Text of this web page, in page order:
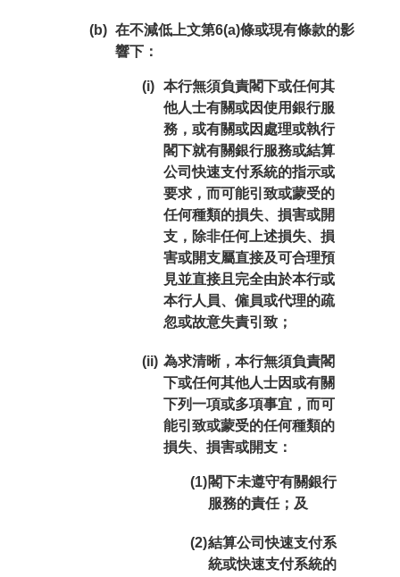
(b) 在不減低上文第6(a)條或現有條款的影
響下：
(i)
本行無須負責閣下或任何其
他人士有關或因使用銀行服
務，或有關或因處理或執行
閣下就有關銀行服務或結算
公司快速支付系統的指示或
要求，而可能引致或蒙受的
任何種類的損失、損害或開
支，除非任何上述損失、損
害或開支屬直接及可合理預
見並直接且完全由於本行或
本行人員、僱員或代理的疏
忽或故意失責引致；
(ii) 為求清晰，本行無須負責閣
下或任何其他人士因或有關
下列一項或多項事宜，而可
能引致或蒙受的任何種類的
損失、損害或開支：
(1)閣下未遵守有關銀行
服務的責任；及
(2)結算公司快速支付系
統或快速支付系統的